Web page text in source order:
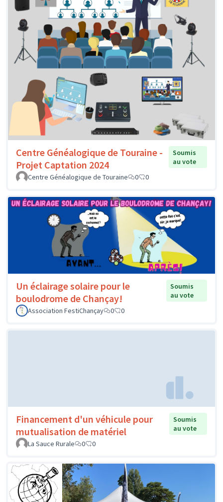
Centre Généalogique de Touraine -
Projet Captation 2024
Soumis
au vote
Centre Généalogique de Touraine
0 0
Un éclairage solaire pour le
boulodrome de Chançay!
Soumis
au vote
Association FestiChançay
0 0
Financement d'un véhicule pour
mutualisation de matériel
Soumis
au vote
La Sauce Rurale
0 0